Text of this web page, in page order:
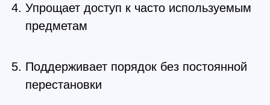
Упрощает доступ к часто используемым
предметам
Поддерживает порядок без постоянной
перестановки